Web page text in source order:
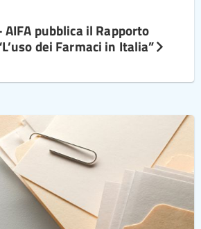
pubblica il Rapporto
dei Farmaci in Italia”